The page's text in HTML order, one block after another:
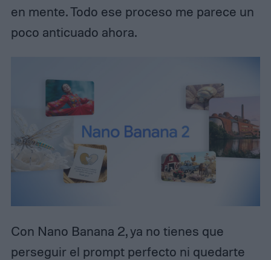
en mente. Todo ese proceso me parece un
poco anticuado ahora.
Con Nano Banana 2, ya no tienes que
perseguir el prompt perfecto ni quedarte